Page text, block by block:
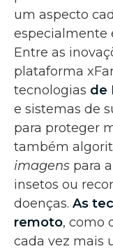
um aspecto
especialmente
Entre as
plataforma
tecnologias de
e sistemas de
para proteger
também
imagens para
insetos ou
doenças. As
remoto, como
cada vez mais